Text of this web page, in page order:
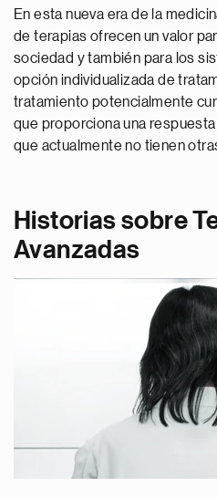
En esta nueva era de la
de terapias ofrecen un valor
sociedad y también para los
opción individualizada de
tratamiento potencialmente
que proporciona una
que actualmente no tienen
Historias sobre
Avanzadas